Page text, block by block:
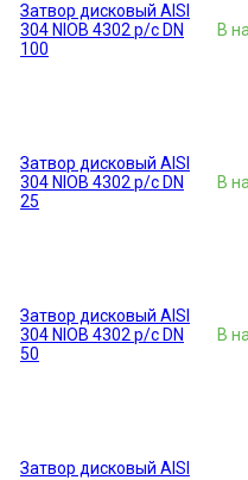
Затвор дисковый AISI
304 NIOB 4302 р/с DN
100
В
Затвор дисковый AISI
304 NIOB 4302 р/с DN
25
В
Затвор дисковый AISI
304 NIOB 4302 р/с DN
50
В
Затвор дисковый AISI